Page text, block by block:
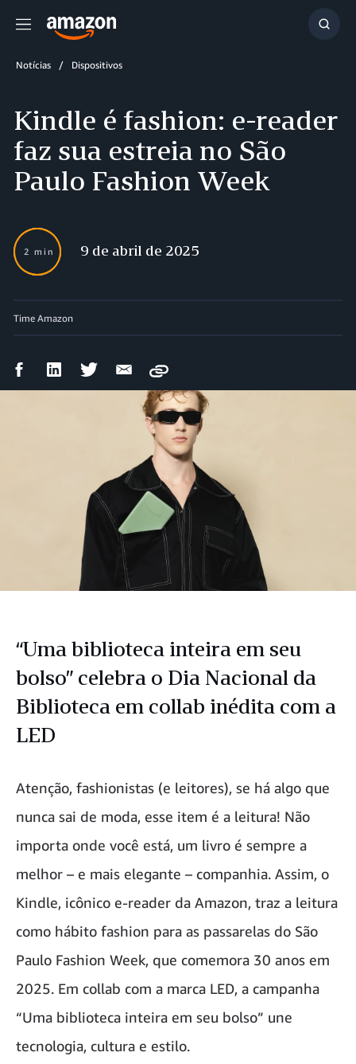
Menu
Notícias Dispositivos
Kindle é fashion: e-reader
faz sua estreia no São
Paulo Fashion Week
2 min 9 de abril de 2025
Time Amazon
CompartilharCompartilharCompartilharCompartilhar
mail
Copy
“Uma biblioteca inteira em seu
bolso” celebra o Dia Nacional da
Biblioteca em collab inédita com a
LED
Atenção, fashionistas (e leitores), se há algo que
nunca sai de moda, esse item é a leitura! Não
importa onde você está, um livro é sempre a
melhor – e mais elegante – companhia. Assim, o
Kindle, icônico e-reader da Amazon, traz a leitura
como hábito fashion para as passarelas do São
Paulo Fashion Week, que comemora 30 anos em
2025. Em collab com a marca LED, a campanha
“Uma biblioteca inteira em seu bolso” une
tecnologia, cultura e estilo.